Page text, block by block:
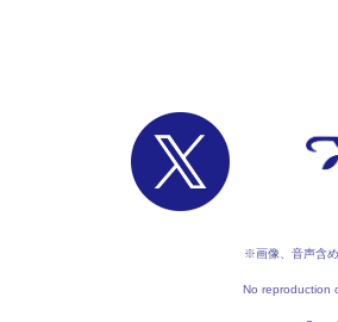
※画像、音声含
No reproduction